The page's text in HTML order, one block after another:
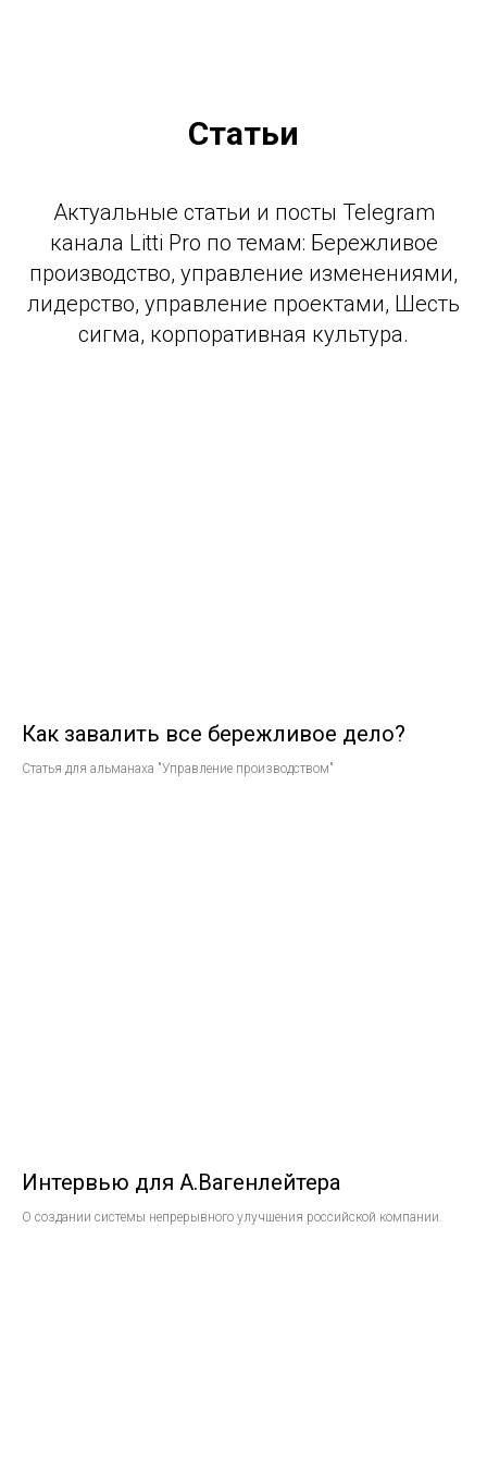
Статьи
Актуальные статьи и посты Telegram
канала Litti Pro по темам: Бережливое
производство, управление изменениями,
лидерство, управление проектами, Шесть
сигма, корпоративная культура.
Как завалить все бережливое дело?
Статья для альманаха "Управление производством"
Интервью для А.Вагенлейтера
О создании системы непрерывного улучшения российской компании.